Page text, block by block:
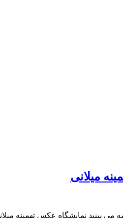
میلانی
می بینید نمایشگاه عکس تهمینه